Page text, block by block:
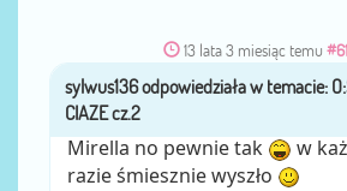
13 lata 3 miesiąc temu
przezsylwus136
Mirella no pewnie tak
w
razie śmiesznie wyszło